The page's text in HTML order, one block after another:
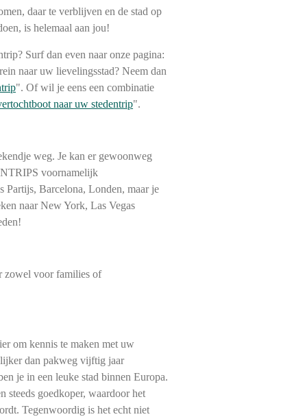
daar te verblijven en de stad op
is helemaal aan jou!
Surf dan even naar onze pagina:
naar uw lievelingsstad? Neem dan
". Of wil je eens een combinatie
naar uw stedentrip".
weg. Je kan er gewoonweg
voornamelijk
Partijs, Barcelona, Londen, maar je
naar New York, Las Vegas
zowel voor families of
om kennis te maken met uw
dan pakweg vijftig jaar
je in een leuke stad binnen Europa.
steeds goedkoper, waardoor het
Tegenwoordig is het echt niet